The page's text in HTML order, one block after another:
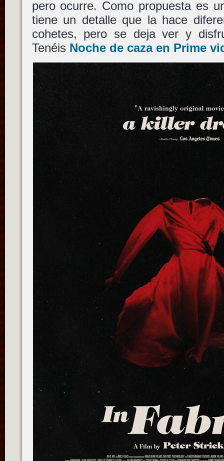
pero ocurre. Como propuesta es
tiene un detalle que la hace
cohetes, pero se deja ver y
Tenéis Noche de cazaen Prime